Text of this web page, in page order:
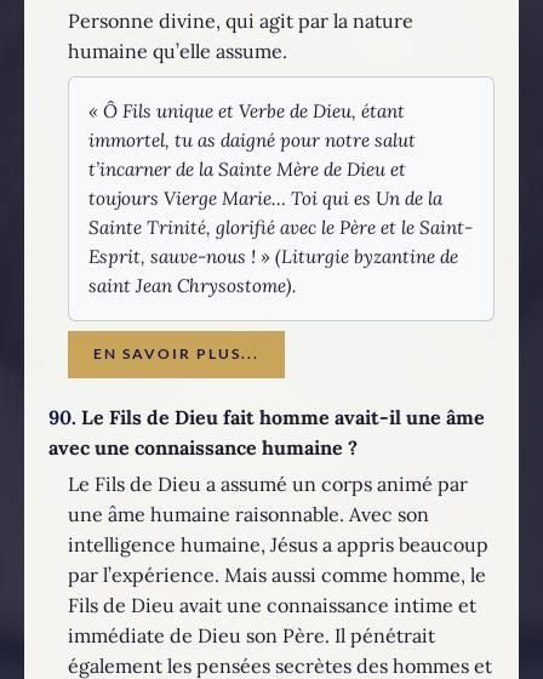
Personne divine, qui agit par la nature
humaine qu’elle assume.
« Ô Fils unique et Verbe de Dieu, étant
immortel, tu as daigné pour notre salut
t’incarner de la Sainte Mère de Dieu et
toujours Vierge Marie… Toi qui es Un de la
Sainte Trinité, glorifié avec le Père et le Saint-
Esprit, sauve-nous ! » (Liturgie byzantine de
saint Jean Chrysostome).
EN SAVOIR PLUS...
90. Le Fils de Dieu fait homme avait-il une âme
avec une connaissance humaine ?
Le Fils de Dieu a assumé un corps animé par
une âme humaine raisonnable. Avec son
intelligence humaine, Jésus a appris beaucoup
par l’expérience. Mais aussi comme homme, le
Fils de Dieu avait une connaissance intime et
immédiate de Dieu son Père. Il pénétrait
également les pensées secrètes des hommes et